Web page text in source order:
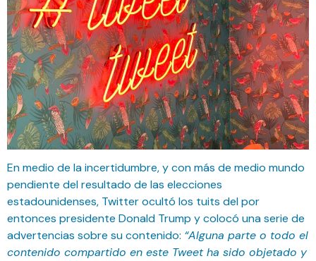
En medio de la incertidumbre, y con más de medio mundo
pendiente del resultado de las elecciones
estadounidenses, Twitter ocultó los tuits del por
entonces presidente Donald Trump y colocó una serie de
advertencias sobre su contenido: “Alguna parte o todo el
contenido compartido en este Tweet ha sido objetado y